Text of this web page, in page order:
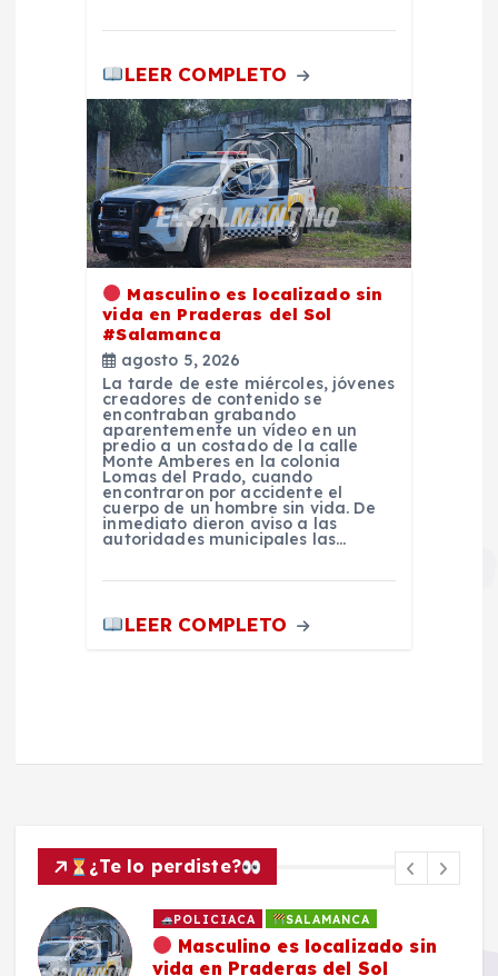
LEER COMPLETO
Masculino es localizado sin
vida en Praderas del Sol
#Salamanca
agosto 5, 2026
La tarde de este miércoles, jóvenes
creadores de contenido se
encontraban grabando
aparentemente un vídeo en un
predio a un costado de la calle
Monte Amberes en la colonia
Lomas del Prado, cuando
encontraron por accidente el
cuerpo de un hombre sin vida. De
inmediato dieron aviso a las
autoridades municipales las…
LEER COMPLETO
¿Te lo perdiste?
POLICIACA SALAMANCA
Masculino es localizado sin
vida en Praderas del Sol